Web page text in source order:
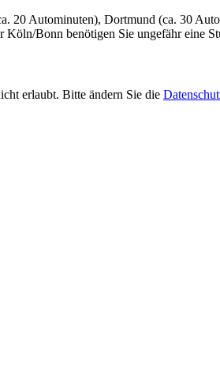
20 Autominuten), Dortmund (ca. 30
Bonn benötigen Sie ungefähr eine
erlaubt. Bitte ändern Sie die